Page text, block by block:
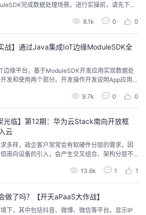
完成数据处理场景。进行实操前，请先下载
集成服务。 modbus-driver：此模块主要演示协议
...
8.1k 0 0
战】通过Java集成IoT边缘ModuleSDK全
边缘平台，基于ModuleSDK开发应用实现数据处
发和使用两个部分。开发操作开发说明App应用的
。连接子设备查看应用工作。二、前提条件 开发
本8以上，访问Java官网）和maven（下载并安
9.7k 0 0
光临】第12期：华为云Stack南向开放框
云
多样，政企客户常常会有软硬件分层的需求，因
南向设备的引入，会产生交叉组合、架构分层不
。所以，就需要一系列的标准化框架来解决简化
文将对此做详细阐释。
13.6k 1 1
做了吗？【开天aPaaS大作战】
下，其中包括抖音、微博、微信等平台。显示IP